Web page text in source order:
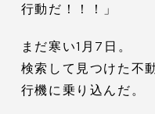
行動だ！！！」
まだ寒い1月7日。
検索して見つけた不
行機に乗り込んだ。